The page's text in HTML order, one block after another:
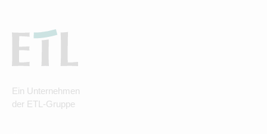
Ein Unternehmen
der ETL-Gruppe